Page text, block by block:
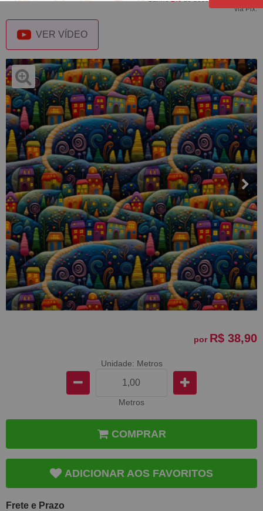
via Pix.
VER VÍDEO
por R$ 38,90
Unidade: Metros
Metros
COMPRAR
ADICIONAR AOS FAVORITOS
Frete e Prazo